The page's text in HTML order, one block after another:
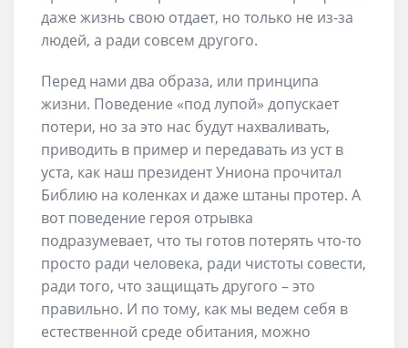
даже жизнь свою отдает, но только не из-за
людей, а ради совсем другого.
Перед нами два образа, или принципа
жизни. Поведение «под лупой» допускает
потери, но за это нас будут нахваливать,
приводить в пример и передавать из уст в
уста, как наш президент Униона прочитал
Библию на коленках и даже штаны протер. А
вот поведение героя отрывка
подразумевает, что ты готов потерять что-то
просто ради человека, ради чистоты совести,
ради того, что защищать другого – это
правильно. И по тому, как мы ведем себя в
естественной среде обитания, можно